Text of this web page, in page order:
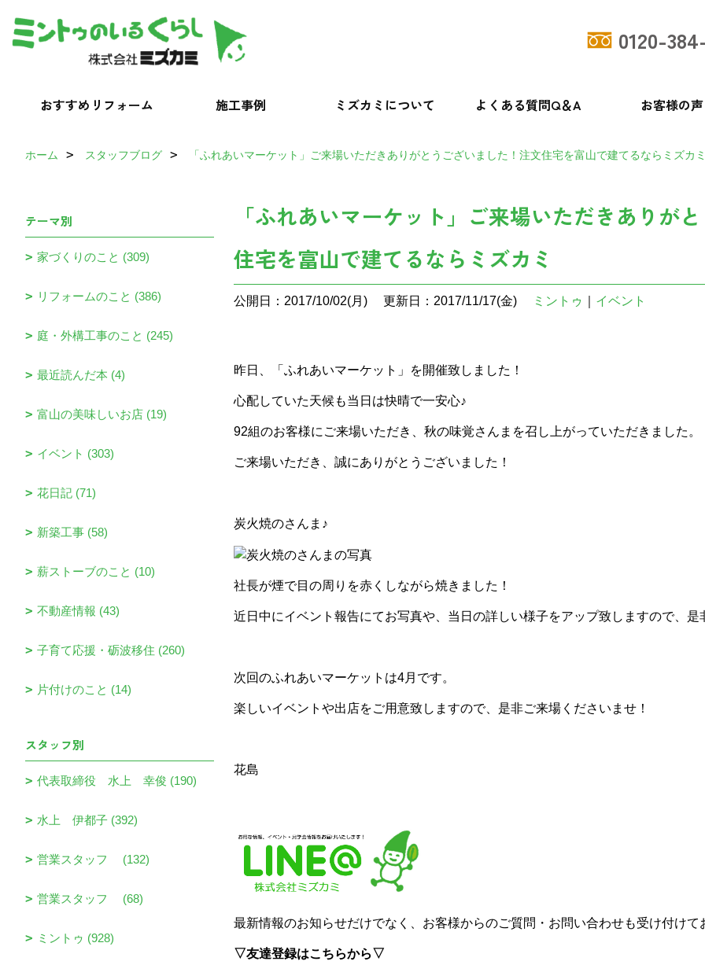
0120-
おすすめリフォーム 施工事例 ミズカミについて よくある質問Q＆A お客様の声
ホーム スタッフブログ 「ふれあいマーケット」ご来場いただきありがとうございました！注文住宅を富山で建てるならミズカ
「ふれあいマーケット」ご来場いただきありが
住宅を富山で建てるならミズカミ
公開日：2017/10/02(月) 更新日：2017/11/17(金) ミントゥ イベント
昨日、「ふれあいマーケット」を開催致しました！
心配していた天候も当日は快晴で一安心♪
92組のお客様にご来場いただき、秋の味覚さんまを召し上がっていただきました。
ご来場いただき、誠にありがとうございました！
炭火焼のさんま♪
社長が煙で目の周りを赤くしながら焼きました！
近日中にイベント報告にてお写真や、当日の詳しい様子をアップ致しますので、是
次回のふれあいマーケットは4月です。
楽しいイベントや出店をご用意致しますので、是非ご来場くださいませ！
花島
最新情報のお知らせだけでなく、お客様からのご質問・お問い合わせも受け付け
▽友達登録はこちらから▽
テーマ別
家づくりのこと (309)
リフォームのこと (386)
庭・外構工事のこと (245)
最近読んだ本 (4)
富山の美味しいお店 (19)
イベント (303)
花日記 (71)
新築工事 (58)
薪ストーブのこと (10)
不動産情報 (43)
子育て応援・砺波移住 (260)
片付けのこと (14)
スタッフ別
代表取締役 水上 幸俊 (190)
水上 伊都子 (392)
営業スタッフ (132)
営業スタッフ (68)
ミントゥ (928)